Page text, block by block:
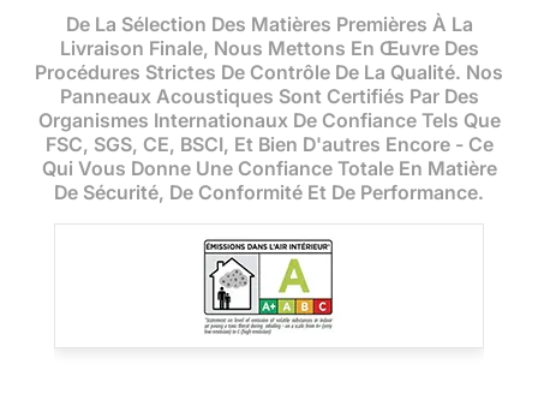
De La Sélection Des Matières Premières À La
Livraison Finale, Nous Mettons En Œuvre Des
Procédures Strictes De Contrôle De La Qualité. Nos
Panneaux Acoustiques Sont Certifiés Par Des
Organismes Internationaux De Confiance Tels Que
FSC, SGS, CE, BSCI, Et Bien D'autres Encore - Ce
Qui Vous Donne Une Confiance Totale En Matière
De Sécurité, De Conformité Et De Performance.